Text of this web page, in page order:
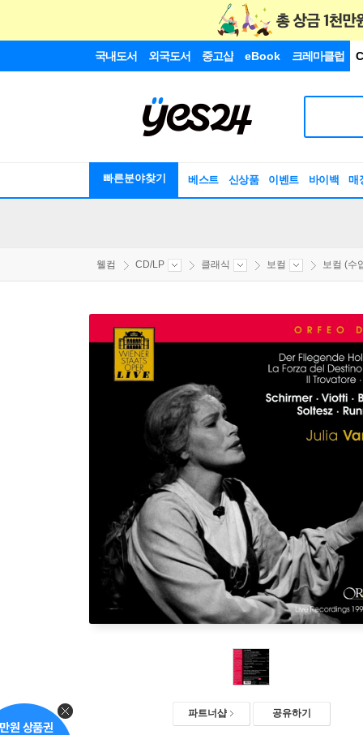
국내도서 외국도서 중고샵 eBook 크레마클럽
빠른분야찾기 베스트 신상품 이벤트 바이백 매
웰컴 CD/LP 클래식 보컬 보컬 (수
파트너샵 공유하기